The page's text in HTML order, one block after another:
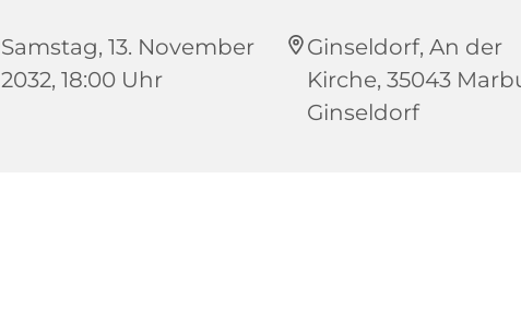
Samstag, 13. November
2032, 18:00 Uhr
Ginseldorf, An der
Kirche, 35043
Ginseldorf